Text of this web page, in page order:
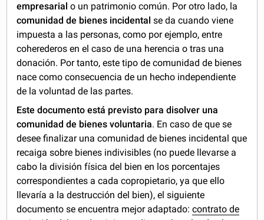
empresarial o un patrimonio común. Por otro lado, la
comunidad de bienes incidental se da cuando viene
impuesta a las personas, como por ejemplo, entre
coherederos en el caso de una herencia o tras una
donación. Por tanto, este tipo de comunidad de bienes
nace como consecuencia de un hecho independiente
de la voluntad de las partes.
Este documento está previsto para disolver una
comunidad de bienes voluntaria. En caso de que se
desee finalizar una comunidad de bienes incidental que
recaiga sobre bienes indivisibles (no puede llevarse a
cabo la división física del bien en los porcentajes
correspondientes a cada copropietario, ya que ello
llevaría a la destrucción del bien), el siguiente
documento se encuentra mejor adaptado:contrato de